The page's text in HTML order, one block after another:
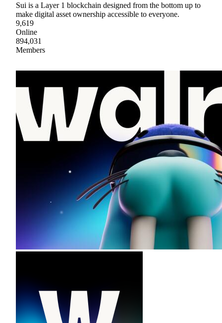
Sui is a Layer 1 blockchain designed from the bottom up to
make digital asset ownership accessible to everyone.
9,619
Online
894,031
Members